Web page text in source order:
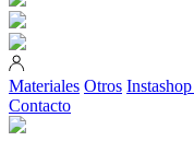
Materiales Otros Instashop
Contacto